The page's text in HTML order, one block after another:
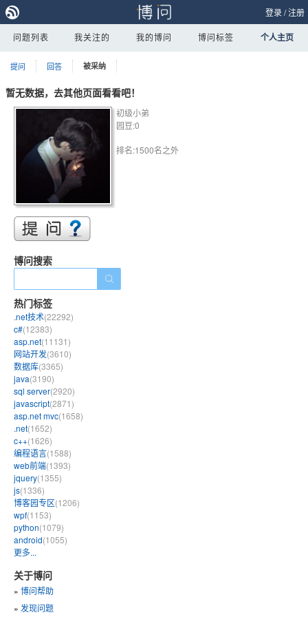
登录/注册
问题列表 我关注的 我的博问 博问标签 个人主页
提问 回答 被采纳
暂无数据，去其他页面看看吧！
初级小弟
园豆:0
排名:1500名之外
博问搜索
热门标签
.net技术(22292)
c#(12383)
asp.net(11131)
网站开发(3610)
数据库(3365)
java(3190)
sql server(2920)
javascript(2871)
asp.net mvc(1658)
.net(1652)
c++(1626)
编程语言(1588)
web前端(1393)
jquery(1355)
js(1336)
博客园专区(1206)
wpf(1153)
python(1079)
android(1055)
更多...
关于博问
» 博问帮助
» 发现问题